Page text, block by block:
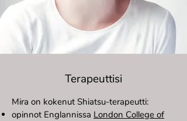
Terapeuttisi
Mira on kokenut Shiatsu-terapeutti:
opinnot Englannissa London College of